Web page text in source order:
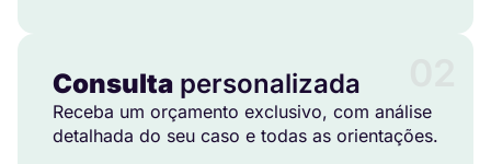
Consulta personalizada
Receba um orçamento exclusivo, com análise
detalhada do seu caso e todas as orientações.